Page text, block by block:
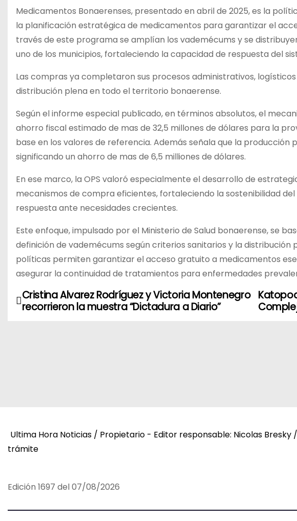
Medicamentos Bonaerenses, presentado en abril de 2025, es la
la planificación estratégica de medicamentos para garantizar el
través de este programa se amplían los vademécums y se
uno de los municipios, fortaleciendo la capacidad de respuesta del
Las compras ya completaron sus procesos administrativos,
distribución plena en todo el territorio bonaerense.
Según el informe especial publicado, en términos absolutos, el
ahorro fiscal estimado de mas de 32,5 millones de dólares para la
base en los valores de referencia. Además señala que la producción
significando un ahorro de mas de 6,5 milliones de dólares.
En ese marco, la OPS valoró especialmente el desarrollo de
mecanismos de compra eficientes, fortaleciendo la sostenibilidad
respuesta ante necesidades crecientes.
Este enfoque, impulsado por el Ministerio de Salud bonaerense, se
definición de vademécums según criterios sanitarios y la distribución
políticas permiten garantizar el acceso gratuito a medicamentos
asegurar la continuidad de tratamientos para enfermedades
N
c
i
n
d
Cristina Alvarez Rodríguez y Victoria Montenegro
recorrieron la muestra “Dictadura a Diario”
Ultima Hora Noticias / Propietario - Editor responsable: Nicolas
trámite
Edición 1697 del 07/08/2026